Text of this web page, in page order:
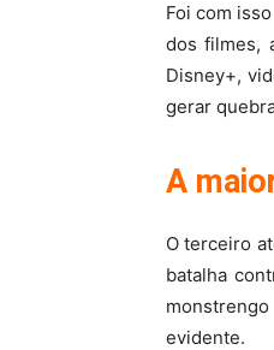
Foi com
dos filmes,
Disney+,
gerar
A
O terceiro
batalha
evidente.